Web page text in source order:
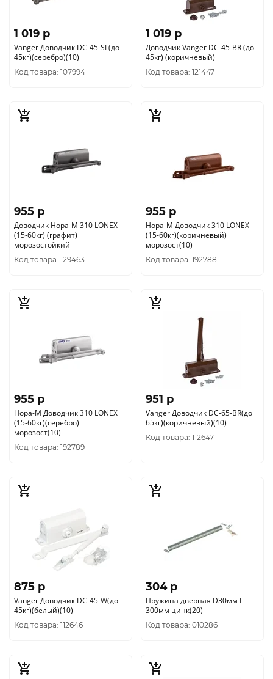
1 019 p
Vanger Доводчик DC-45-SL(до
45кг)(серебро)(10)
Код товара: 107994
1 019 p
Доводчик Vanger DC-45-BR (до
45кг) (коричневый)
Код товара: 121447
955 p
Доводчик Нора-М 310 LONEX
(15-60кг) (графит)
морозостойкий
Код товара: 129463
955 p
Нора-М Доводчик 310 LONEX
(15-60кг)(коричневый)
морозост(10)
Код товара: 192788
955 p
Нора-М Доводчик 310 LONEX
(15-60кг)(серебро)
морозост(10)
Код товара: 192789
951 p
Vanger Доводчик DC-65-BR(до
65кг)(коричневый)(10)
Код товара: 112647
875 p
Vanger Доводчик DC-45-W(до
45кг)(белый)(10)
Код товара: 112646
304 p
Пружина дверная D30мм L-
300мм цинк(20)
Код товара: 010286